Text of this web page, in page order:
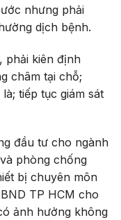
nhưng phải
dịch bệnh.
phải kiên định
châm tại chỗ;
tiếp tục giám sát
đầu tư cho ngành
phòng chống
bị chuyên môn
TP HCM cho
ảnh hưởng không